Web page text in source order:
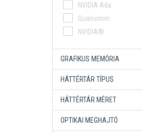
Snapdragon X
AMD Ryzen AI 9 HX Pro
Ryzen AI Max+ Pro
Intel Core Ultra X7
NVIDIA Ada
Qualcomm
NVIDIA®
GRAFIKUS MEMÓRIA
HÁTTÉRTÁR TÍPUS
HÁTTÉRTÁR MÉRET
OPTIKAI MEGHAJTÓ